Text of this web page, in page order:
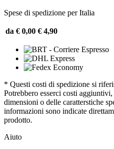
Spese di spedizione per Italia
da € 0,00 € 4,90
* Questi costi di spedizione si
Potrebbero esserci costi
dimensioni o delle caratterstiche
informazioni sono indicate
prodotto.
Aiuto